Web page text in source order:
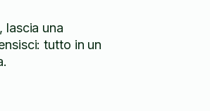
lascia una
tutto in un